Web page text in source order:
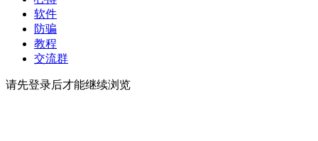
软件
防骗
教程
交流群
请先登录后才能继续浏览